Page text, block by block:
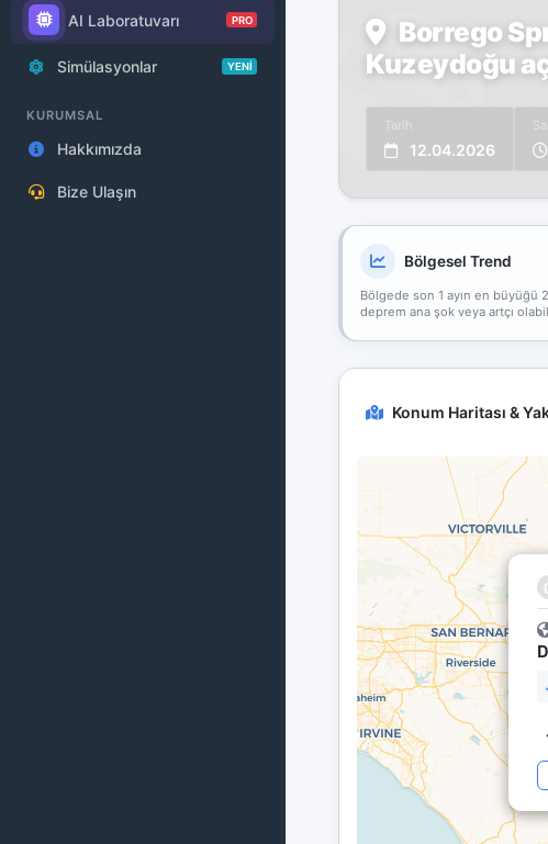
AI Laboratuvarı PRO
Simülasyonlar YENİ
KURUMSAL
Hakkımızda
Bize Ulaşın
Borrego
Kuzeydoğu
Tarih
12.04.2026
Bölgesel Trend
Bölgede son 1 ayın en büyüğü
deprem ana şok veya artçı
Konum Haritası &